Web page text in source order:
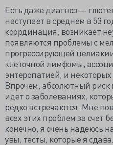
Есть даже диагноз —
наступает в среднем в 53
координация, возникает
появляются проблемы с
прогрессирующей
клеточной лимфомы,
энтеропатией, и
Впрочем, абсолютный риск
идет о заболеваниях,
редко встречаются. Мне
всех этих проблем за счет
конечно, я очень надеюсь
увы, тесты, которые я